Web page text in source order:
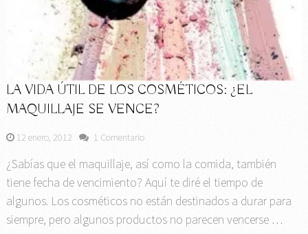
LA VIDA ÚTIL DE LOS COSMÉTICOS: ¿EL
MAQUILLAJE SE VENCE?
12 enero, 2012 1 Comentario
¿Sabías que el maquillaje, así como la comida, también
tiene fecha de vencimiento? Aquí te diré el tiempo de
algunos. Los cosméticos no están destinados a durar para
siempre, pero algunos productos no parecen vencerse …